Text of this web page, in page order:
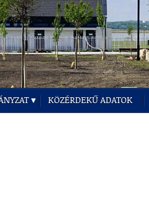
KÖZÉRDEKŰ ADATOK